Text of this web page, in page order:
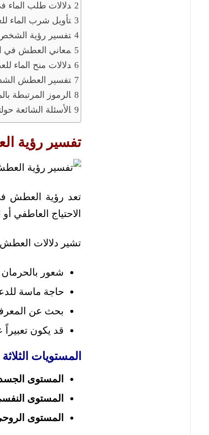
دلالات طلب الماء
تأويل شرب الماء
تفسير رؤية
معاني العطش في
دلالات منح الماء
تفسير العطش
الرموز المرتبطة
الأسئلة
تفسير رؤية
تعد رؤية العطش
الاحتياج العاطفي
تشير دلالات
شعور
حاجة ماسة
بحث عن
قد يكون
المستويات
المستوى
المستوى
المستوى